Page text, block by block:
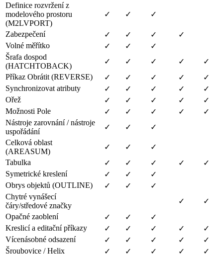
Definice rozvržení z
modelového prostoru
(M2LVPORT)
✓ ✓ ✓
Zabezpečení ✓ ✓ ✓
✓
Volné měřítko
✓ ✓
✓
Šrafa dospod
(HATCHTOBACK)
✓ ✓ ✓ ✓
✓
Příkaz Obrátit (REVERSE)
✓ ✓ ✓ ✓
✓
Synchronizovat atributy
✓ ✓ ✓ ✓
✓
Ořež
✓ ✓ ✓ ✓
✓
Možnosti Pole
✓ ✓ ✓ ✓
✓
Nástroje zarovnání / nástroje
uspořádání
✓ ✓
✓
Celková oblast
(AREASUM)
✓ ✓
✓
Tabulka
✓ ✓ ✓ ✓
✓
Symetrické kreslení
✓ ✓
✓
Obrys objektů (OUTLINE)
✓ ✓
✓
Chytré vynášecí
čáry/středové značky
✓
✓
Opačné zaoblení
✓ ✓
✓
Kreslicí a editační příkazy
✓ ✓ ✓ ✓
✓
Vícenásobné odsazení
✓ ✓ ✓ ✓
✓
Šroubovice / Helix
✓ ✓ ✓ ✓ ✓